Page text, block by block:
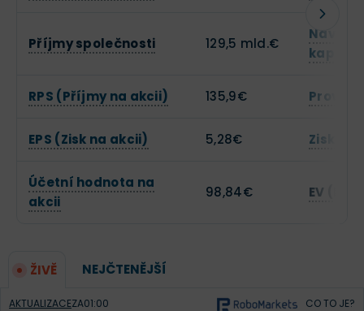
Příjmy společnosti 129,5 mld.€
RPS (Příjmy na akcii) 135,9€
EPS (Zisk na akcii) 5,28€
Účetní hodnota na
akcii
98,84€ EV
ŽIVĚ NEJČTENĚJŠÍ
AKTUALIZACEZA01:00 CO TO JE?